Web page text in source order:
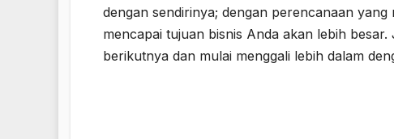
dengan sendirinya; dengan perencanaan
mencapai tujuan bisnis Anda akan lebih
berikutnya dan mulai menggali lebih dalam